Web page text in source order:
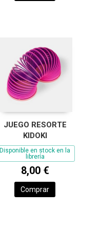
JUEGO RESORTE
KIDOKI
Disponible en stock en la
librería
8,00 €
Comprar